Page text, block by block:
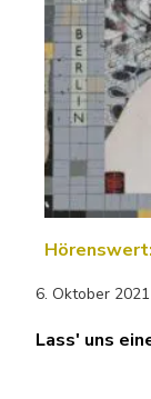
6. Oktober 2021
Lass' uns